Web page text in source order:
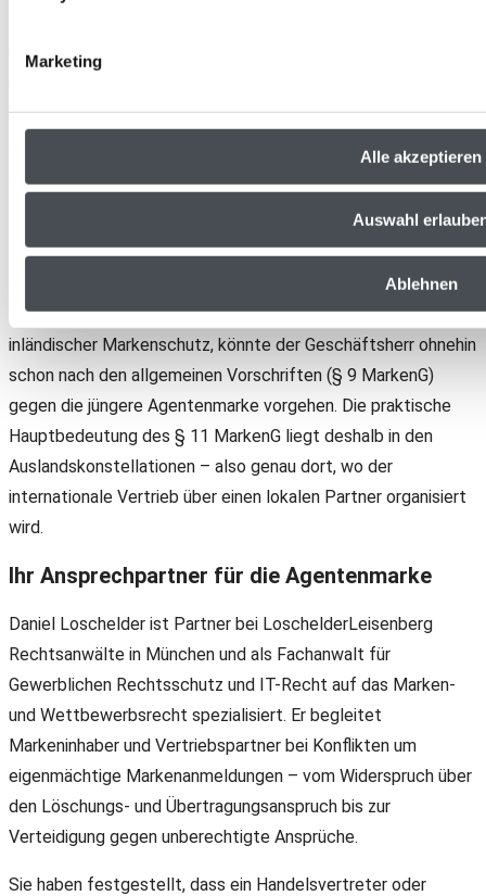
Marketing
Alle akzeptieren
Auswahl
Ablehnen
Deutschland gar nicht angemeldet hat?
Genau dafür ist § 11 MarkenG gemacht. Hat der
er nicht ohne Weiteres aus einer deutschen Marke gegen den
Es genügt, dass der Geschäftsherr Inhaber einer älteren
Marke ist – und diese darf eine ausländische Marke sein.
Auch eine Benutzungsmarke oder eine notorisch bekannte
Marke kann ausreichen. Bestünde dagegen bereits
inländischer Markenschutz, könnte der Geschäftsherr ohnehin
schon nach den allgemeinen Vorschriften (§ 9 MarkenG)
gegen die jüngere Agentenmarke vorgehen. Die praktische
Hauptbedeutung des § 11 MarkenG liegt deshalb in den
Auslandskonstellationen – also genau dort, wo der
internationale Vertrieb über einen lokalen Partner organisiert
wird.
Ihr Ansprechpartner für die Agentenmarke
Daniel Loschelder ist Partner bei LoschelderLeisenberg
Rechtsanwälte in München und als Fachanwalt für
Gewerblichen Rechtsschutz und IT-Recht auf das Marken-
und Wettbewerbsrecht spezialisiert. Er begleitet
Markeninhaber und Vertriebspartner bei Konflikten um
eigenmächtige Markenanmeldungen – vom Widerspruch über
den Löschungs- und Übertragungsanspruch bis zur
Verteidigung gegen unberechtigte Ansprüche.
Sie haben festgestellt, dass ein Handelsvertreter oder